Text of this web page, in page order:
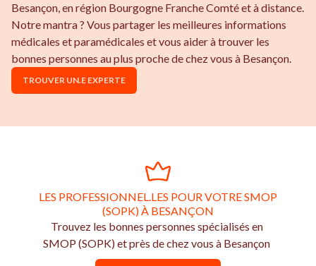
Besançon, en région Bourgogne Franche Comté et à distance.
Notre mantra ? Vous partager les meilleures informations
médicales et paramédicales et vous aider à trouver les
bonnes personnes au plus proche de chez vous à Besançon.
TROUVER UN.E EXPERTE
LES PROFESSIONNEL.LES POUR VOTRE SMOP
(SOPK) À BESANÇON
Trouvez les bonnes personnes spécialisés en
SMOP (SOPK) et près de chez vous à Besançon